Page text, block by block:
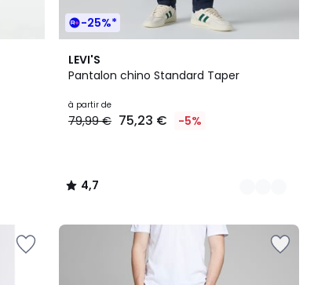
-25%*
LEVI'S
Pantalon chino Standard Taper
à partir de
79,99 € 75,23 € -5%
4,7
/ 5
3
Couleurs
4,7
/